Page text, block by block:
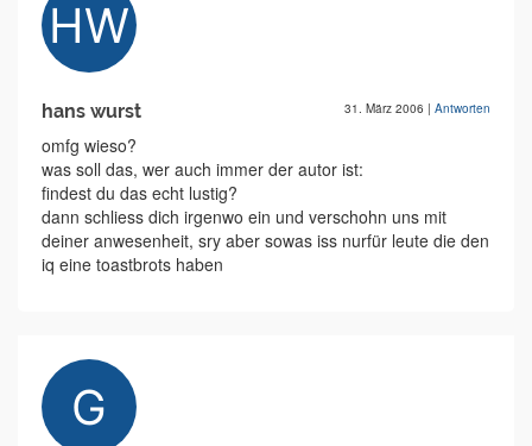
hans wurst 31. März 2006 | Antworten
omfg wieso?
was soll das, wer auch immer der autor ist:
findest du das echt lustig?
dann schliess dich irgenwo ein und verschohn uns mit
deiner anwesenheit, sry aber sowas iss nurfür leute die den
iq eine toastbrots haben